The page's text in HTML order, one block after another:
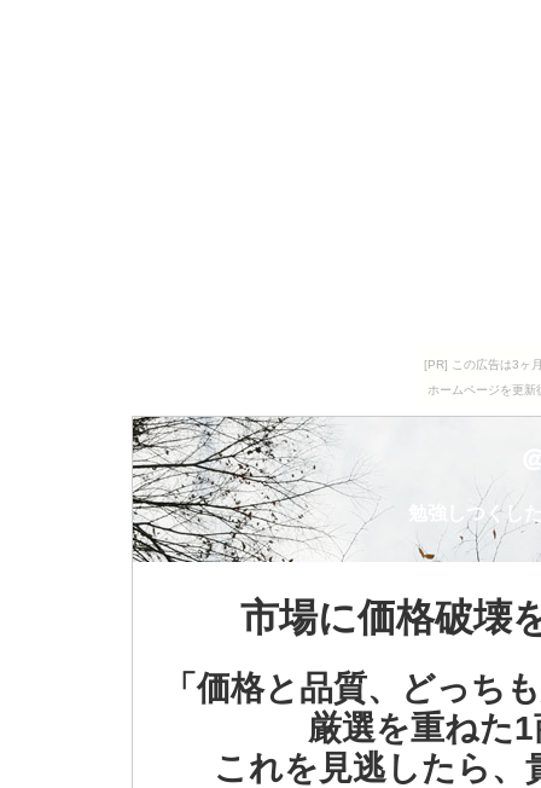
[PR] この広告は3ヶ
ホームページを更
勉強しつくし
市場に価格破壊
「価格と品質、どっち
厳選を重ねた
これを見逃したら、